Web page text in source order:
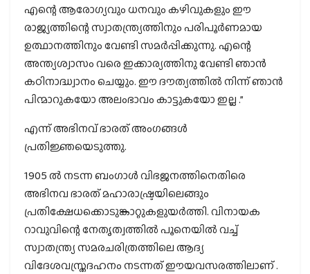
എന്റെ ആരോഗ്യവും ധനവും കഴിവുകളും ഈ
രാജ്യത്തിന്റെ സ്വാതന്ത്ര്യത്തിനും പരിപൂർണമായ
ഉത്ഥാനത്തിനും വേണ്ടി സമർപ്പിക്കുന്നു. എന്റെ
അന്ത്യശ്വാസം വരെ ഇക്കാര്യത്തിനു വേണ്ടി ഞാൻ
കഠിനാദ്ധ്വാനം ചെയ്യും. ഈ ദൗത്യത്തിൽ നിന്ന് ഞാൻ
പിന്മാറുകയോ അലംഭാവം കാട്ടുകയോ ഇല്ല .”
എന്ന് അഭിനവ് ഭാരത് അംഗങ്ങൾ
പ്രതിജ്ഞയെടുത്തു.
1905 ല്‍ നടന്ന ബംഗാള്‍ വിഭജനത്തിനെതിരെ
അഭിനവ ഭാരത് മഹാരാഷ്ട്രയിലെങ്ങും
പ്രതിക്ഷേധക്കൊടുങ്കാറ്റുകളുയര്‍ത്തി. വിനായക
റാവുവിന്റെ നേതൃത്വത്തില്‍ പൂനെയില്‍ വച്ച്
സ്വാതന്ത്ര്യ സമരചരിത്രത്തിലെ ആദ്യ
വിദേശവസ്ത്രദഹനം നടന്നത് ഈയവസരത്തിലാണ് .